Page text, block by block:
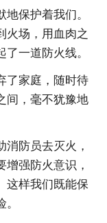
保护着我们。
火场，用血肉之
一道防火线。
了家庭，随时待
间，毫不犹豫地
消防员去灭火，
强防火意识，
这样我们既能保